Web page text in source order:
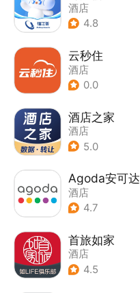
酒店
4.8
云秒住
酒店
0.0
酒店之家
酒店
5.0
Agoda安可达
酒店
4.7
首旅如家
酒店
4.5